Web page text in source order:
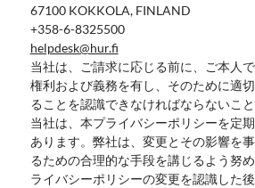
67100 KOKKOLA, FINLAND
+358-6-8325500
helpdesk@hur.fi
当社は、ご請求に応じる前に、ご本人
権利および義務を有し、そのために適
ることを認識できなければならないこと
当社は、本プライバシーポリシーを定
あります。弊社は、変更とその影響を
るための合理的な手段を講じるよう努
ライバシーポリシーの変更を認識した